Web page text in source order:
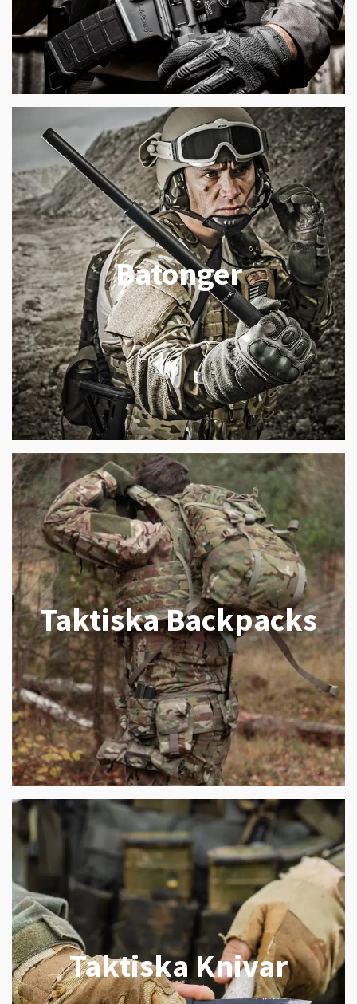
Batonger
Taktiska Backpacks
Taktiska Knivar